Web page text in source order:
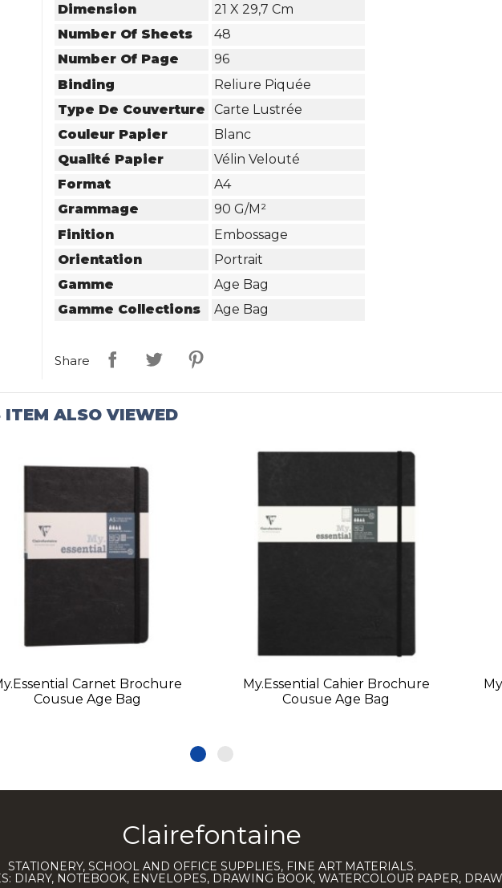
Dimension
21 X 29,7 Cm
Number Of Sheets
48
Number Of Page
96
Binding
Reliure Piquée
Type De Couverture
Carte Lustrée
Couleur Papier
Blanc
Qualité Papier
Vélin Velouté
Format
A4
Grammage
90 G/m²
Finition
Embossage
Orientation
Portrait
Gamme
Age Bag
Gamme Collections
Age Bag
Share
ALSO VIEWED
Carnet Brochure
Cousue Age Bag
My.Essential Cahier Brochure
Cousue Age Bag
Clairefontaine
STATIONERY, SCHOOL AND OFFICE SUPPLIES, FINE ART MATERIALS.
DIARY, NOTEBOOK, ENVELOPES, DRAWING BOOK, WATERCOLOUR PAPER,